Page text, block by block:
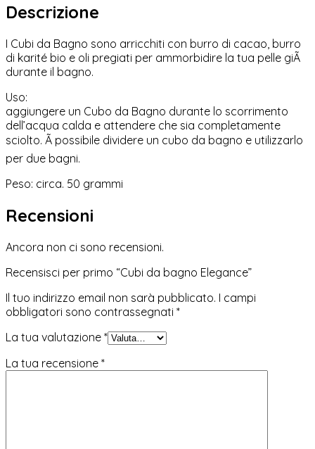
Descrizione
I Cubi da Bagno sono arricchiti con burro di cacao, burro
di karité bio e oli pregiati per ammorbidire la tua pelle giÃ
durante il bagno.
Uso:
aggiungere un Cubo da Bagno durante lo scorrimento
dell’acqua calda e attendere che sia completamente
sciolto. Ã possibile dividere un cubo da bagno e utilizzarlo
per due bagni.
Peso: circa. 50 grammi
Recensioni
Ancora non ci sono recensioni.
Recensisci per primo “Cubi da bagno Elegance”
Il tuo indirizzo email non sarà pubblicato. I campi
obbligatori sono contrassegnati *
La tua valutazione *
La tua recensione *